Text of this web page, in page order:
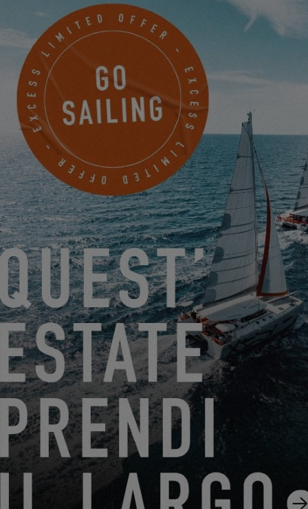
PARAMÈTRES
ASSISTI ALL'ASSEMBLAGGIO DI PONTE DELL'EXCESS
13 #1!
13.03.25
EXCESS OWNER’S STORIES - AYMERIC H.